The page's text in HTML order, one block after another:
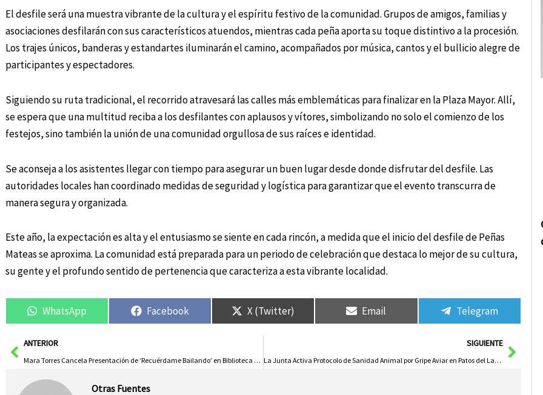
El desfile será una muestra vibrante de la cultura y el espíritu festivo de la comunidad. Grupos de amigos, familias y
asociaciones desfilarán con sus característicos atuendos, mientras cada peña aporta su toque distintivo a la procesión.
Los trajes únicos, banderas y estandartes iluminarán el camino, acompañados por música, cantos y el bullicio alegre de
participantes y espectadores.
Siguiendo su ruta tradicional, el recorrido atravesará las calles más emblemáticas para finalizar en la Plaza Mayor. Allí,
se espera que una multitud reciba a los desfilantes con aplausos y vítores, simbolizando no solo el comienzo de los
festejos, sino también la unión de una comunidad orgullosa de sus raíces e identidad.
Se aconseja a los asistentes llegar con tiempo para asegurar un buen lugar desde donde disfrutar del desfile. Las
autoridades locales han coordinado medidas de seguridad y logística para garantizar que el evento transcurra de
manera segura y organizada.
Este año, la expectación es alta y el entusiasmo se siente en cada rincón, a medida que el inicio del desfile de Peñas
Mateas se aproxima. La comunidad está preparada para un periodo de celebración que destaca lo mejor de su cultura,
su gente y el profundo sentido de pertenencia que caracteriza a esta vibrante localidad.
WhatsApp Facebook X (Twitter) Email Telegram
AntANTERIOR
Mara Torres Cancela Presentación de ‘Recuérdame Bailando’ en Biblioteca de CLM
SIGUIENTE
La Junta Activa Protocolo de Sanidad Animal por Gripe Aviar en Patos del Lago de Valdeluz
Otras Fuentes